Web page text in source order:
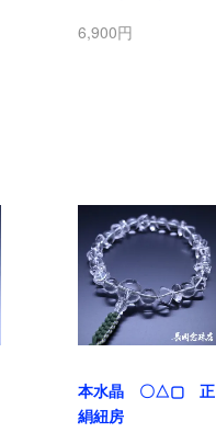
6,900円
本水晶 〇△▢ 正
絹紐房